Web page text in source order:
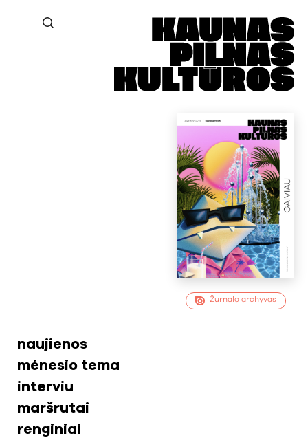
Žurnalo archyvas
naujienos
mėnesio tema
interviu
maršrutai
renginiai